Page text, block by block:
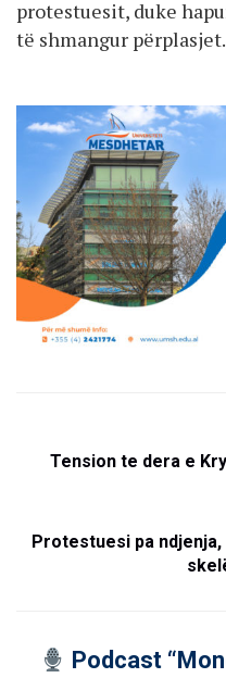
protestuesit, duke
të shmangur përplasjet.
Tension te dera e
Protestuesi pa
Podcast